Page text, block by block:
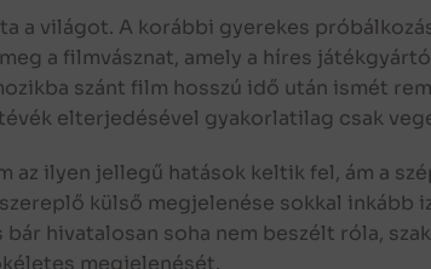
a világot. A korábbi gyerekes
a filmvásznat, amely a híres
szánt film hosszú idő után ismét
elterjedésével gyakorlatilag csak
az ilyen jellegű hatások keltik fel, ám a
külső megjelenése sokkal inkább
hivatalosan soha nem beszélt róla,
megjelenését.